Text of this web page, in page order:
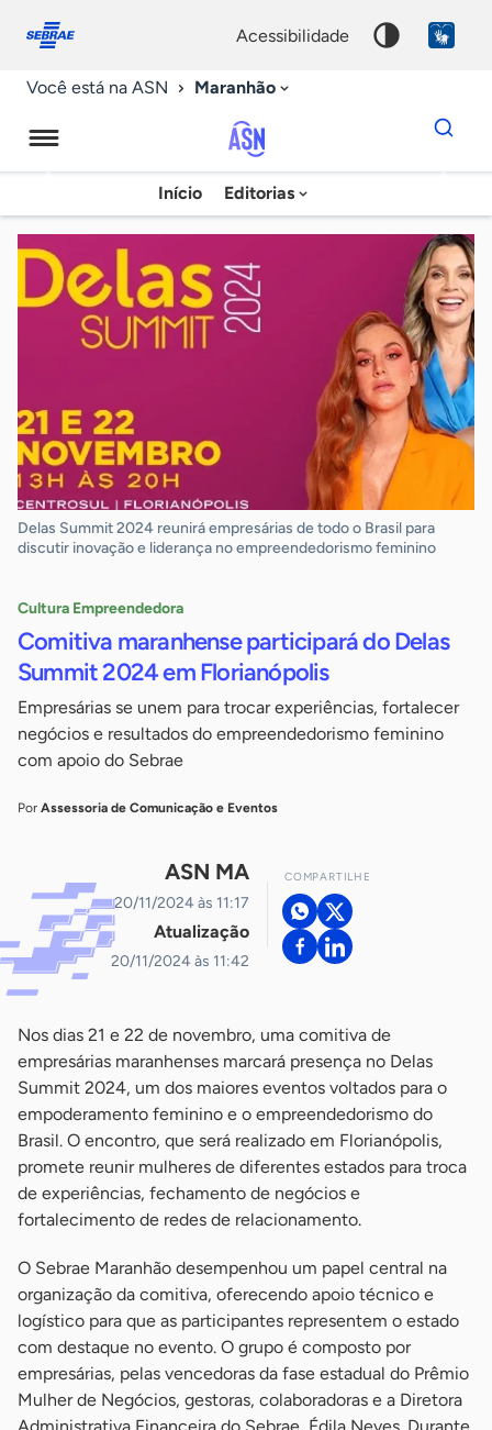
conosco
acessibilidade
Você está na ASN Maranhão
Agência
Sebrae
de
Notícias
Início Editorias
Dados
para
chave
Delas Summit 2024 reunirá empresárias de todo o Brasil para
discutir inovação e liderança no empreendedorismo feminino
Cultura Empreendedora
Comitiva maranhense participará do Delas
Summit 2024 em Florianópolis
Empresárias se unem para trocar experiências, fortalecer
negócios e resultados do empreendedorismo feminino
com apoio do Sebrae
Por Assessoria de Comunicação e Eventos
ASN MA
20/11/2024 às 11:17
Atualização
20/11/2024 às 11:42
COMPARTILHE
Nos dias 21 e 22 de novembro, uma comitiva de
empresárias maranhenses marcará presença no Delas
Summit 2024, um dos maiores eventos voltados para o
empoderamento feminino e o empreendedorismo do
Brasil. O encontro, que será realizado em Florianópolis,
promete reunir mulheres de diferentes estados para troca
de experiências, fechamento de negócios e
fortalecimento de redes de relacionamento.
O Sebrae Maranhão desempenhou um papel central na
organização da comitiva, oferecendo apoio técnico e
logístico para que as participantes representem o estado
com destaque no evento. O grupo é composto por
empresárias, pelas vencedoras da fase estadual do Prêmio
Mulher de Negócios, gestoras, colaboradoras e a Diretora